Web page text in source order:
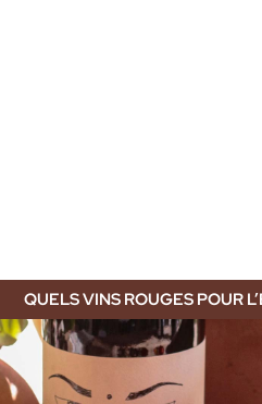
QUELS VINS ROUGES POUR